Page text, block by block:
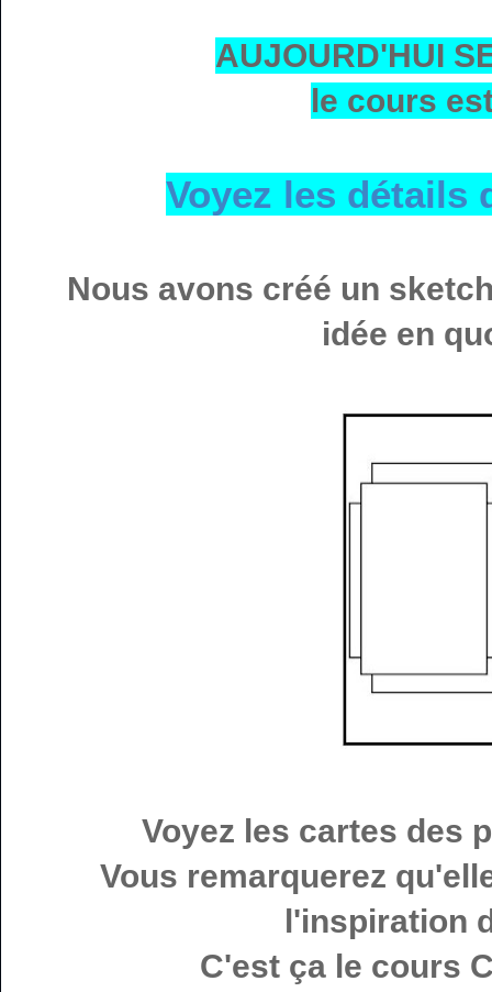
AUJOURD'HUI
le cours
Voyez les détails
Nous avons créé un
idée en
Voyez les cartes des
Vous remarquerez
l'inspiration
C'est ça le cours